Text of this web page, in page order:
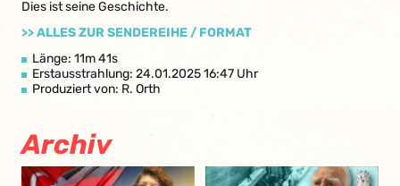
Dies ist seine Geschichte.
>> ALLES ZUR SENDEREIHE / FORMAT
Länge: 11m 41s
Erstausstrahlung: 24.01.2025 16:47 Uhr
Produziert von: R. Orth
Archiv